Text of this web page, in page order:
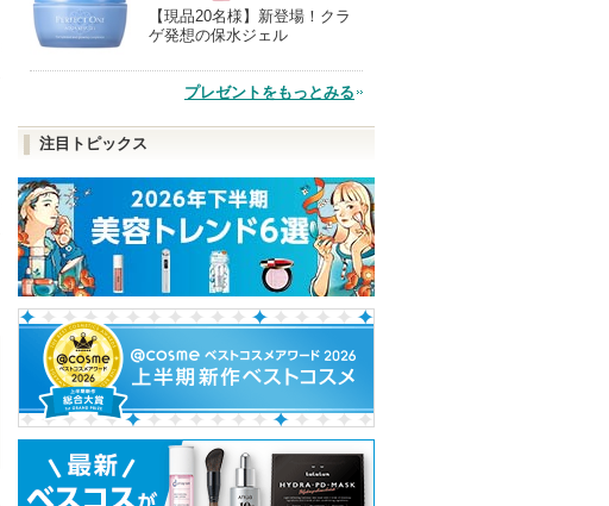
現
品
【現品20名様】新登場！クラ
ゲ発想の保水ジェル
プレゼントをもっとみる
注目トピックス